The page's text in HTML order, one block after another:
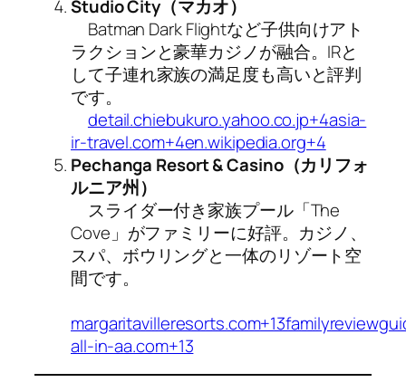
Studio City（マカオ）
Batman Dark Flightなど子供向けアト
ラクションと豪華カジノが融合。IRと
して子連れ家族の満足度も高いと評判
です。
detail.chiebukuro.yahoo.co.jp+4asia-
ir-travel.com+4en.wikipedia.org+4
Pechanga Resort & Casino（カリフォ
ルニア州）
スライダー付き家族プール「The
Cove」がファミリーに好評。カジノ、
スパ、ボウリングと一体のリゾート空
間です。
all-in-aa.com+13